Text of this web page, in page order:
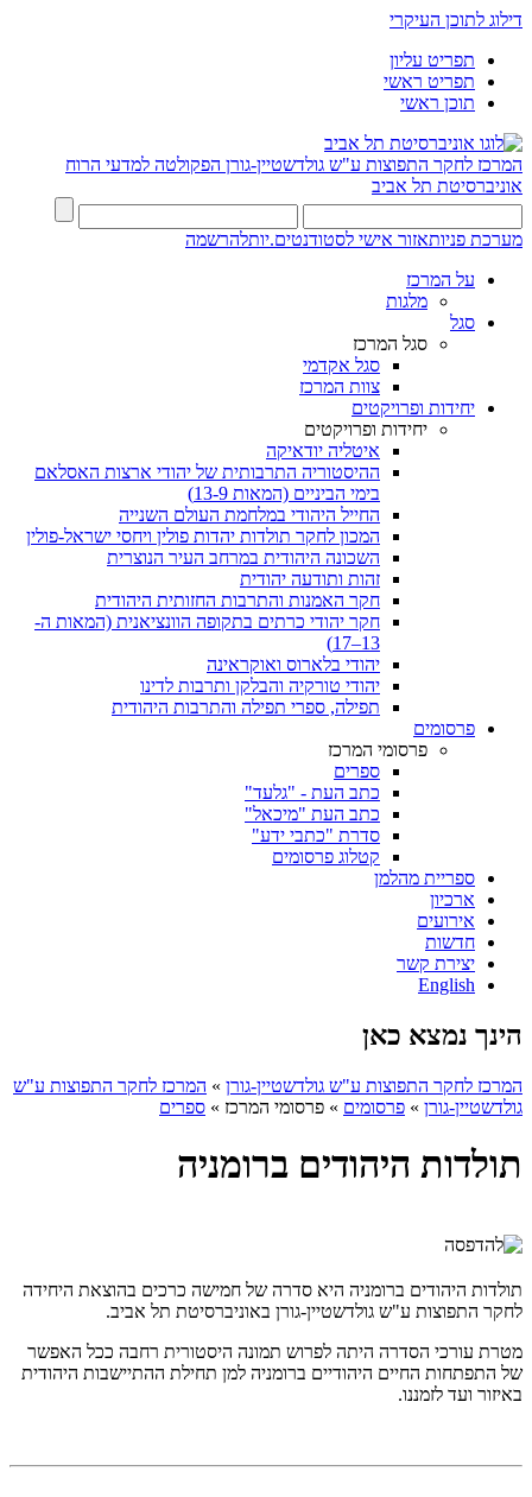
דילוג לתוכן העיקרי
תפריט עליון
תפריט ראשי
תוכן ראשי
המרכז לחקר התפוצות ע"ש גולדשטיין-גורן הפקולטה למדעי הרוח
אוניברסיטת תל אביב
מערכת פניותאזור אישי לסטודנטים.יותלהרשמה
על המרכז
מלגות
סגל
סגל המרכז
סגל אקדמי
צוות המרכז
יחידות ופרויקטים
יחידות ופרויקטים
איטליה יודאיקה
ההיסטוריה התרבותית של יהודי ארצות האסלאם
בימי הביניים (המאות 13-9)
החייל היהודי במלחמת העולם השנייה
המכון לחקר תולדות יהדות פולין ויחסי ישראל-פולין
השכונה היהודית במרחב העיר הנוצרית
זהות ותודעה יהודית
חקר האמנות והתרבות החזותית היהודית
חקר יהודי כרתים בתקופה הוונציאנית (המאות ה-
13–17)
יהודי בלארוס ואוקראינה
יהודי טורקיה והבלקן ותרבות לדינו
תפילה, ספרי תפילה והתרבות היהודית
פרסומים
פרסומי המרכז
ספרים
כתב העת - "גלעד"
כתב העת "מיכאל"
סדרת "כתבי ידע"
קטלוג פרסומים
ספריית מהלמן
ארכיון
אירועים
חדשות
יצירת קשר
English
הינך נמצא כאן
המרכז לחקר התפוצות ע"ש גולדשטיין-גורן » המרכז לחקר התפוצות ע"ש
גולדשטיין-גורן » פרסומים » פרסומי המרכז » ספרים
תולדות היהודים ברומניה
תולדות היהודים ברומניה היא סדרה של חמישה כרכים בהוצאת היחידה
לחקר התפוצות ע"ש גולדשטיין-גורן באוניברסיטת תל אביב.
מטרת עורכי הסדרה היתה לפרוש תמונה היסטורית רחבה ככל האפשר
של התפתחות החיים היהודיים ברומניה למן תחילת ההתיישבות היהודית
באיזור ועד לזמננו.